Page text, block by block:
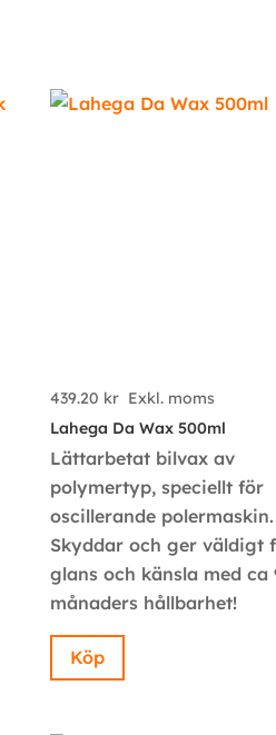
439.20 kr Exkl. moms
Lahega Da Wax 500ml
Lättarbetat bilvax av
polymertyp, speciellt för
oscillerande polermaskin.
Skyddar och ger väldigt
glans och känsla med ca
månaders hållbarhet!
Köp